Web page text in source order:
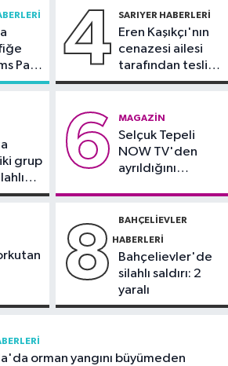
buluşturuyor
21:17
demeyin, önlemini alın
yaklaşık 30 bin taraftar önünde imza
attı
Park
bazı
4 SARIYER HABERLERI
Eren Kaşıkçı'nın
cenazesi ailesi
tarafından teslim
alındı
grup
6 MAGAZIN
Selçuk Tepeli
NOW TV'den
ayrıldığını
8 BAHÇELIEVLER
HABERLERI
Bahçelievler'de
silahlı saldırı: 2
yaralı
orman yangını büyümeden